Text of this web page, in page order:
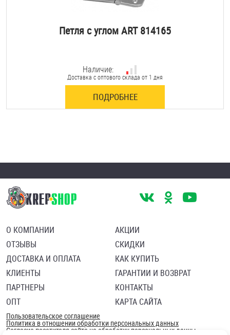
Петля с углом ART 814165
Наличие:
Доставка с оптового склада от 1 дня
ПОДРОБНЕЕ
О КОМПАНИИ
ОТЗЫВЫ
ДОСТАВКА И ОПЛАТА
КЛИЕНТЫ
ПАРТНЕРЫ
ОПТ
АКЦИИ
СКИДКИ
КАК КУПИТЬ
ГАРАНТИИ И ВОЗВРАТ
КОНТАКТЫ
КАРТА САЙТА
Пользовательское соглашение
Политика в отношении обработки персональных данных
Согласие посетителя сайта на обработку персональных данны